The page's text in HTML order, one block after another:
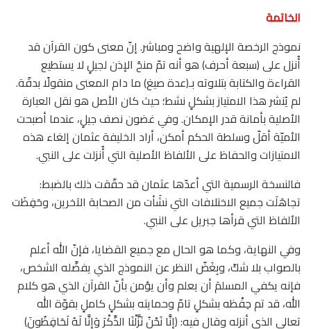
الخاتمة
نموذج الرخصة الإلهية واضح ومباشر. إنّ معنى كون القرآن قد
أُنزل على (سبعة أحرف) هو أنه تمّ منحُ الإذن لجيلٍ لا يستطيع
القراءة والكتابة بتلاوته بـ(عدة صيغ) ما دام المعنى منقولًا بدقّة.
لم يُنشر هذا الامتياز بشكلٍ نشط؛ حيث كان الأصل هو نقل العبارة
الأصلية بأمانة قدر الإمكان. وفي غضون نصف جيلٍ، عندما أصبحت
الأميّة أقلّ وسلطة الحكم أمكن، أراد الخليفة عثمان إلغاء هذه
الامتيازات والحفاظ على الألفاظ الأصلية التي أُنزلت على النبي.
فالنسخة الرسمية التي أعدّها عثمان قد حقّقت ذلك بالضبط:
تجاهَلَت جميع الاختلافات التي نشَأت من الصحابة الآخرين، وحَفِظَت
الألفاظ التي قرأها جبريل على النبي.
وفي النهاية، وكما هو الحال مع جميع القضايا، فإنّ الله أعلم
بالصواب بلا شكّ، وبِغَضّ النظر عن النموذج الذي يفضِّله الشخص،
فإنه يكفي المسلمَ أن يعلم وأن يؤمن بأنّ القرآن الذي هو كلام
الله، قد تم حِفْظه بشكلٍ تامّ وحمايته بشكلٍ كاملٍ بقوّة الله
تعالى الذي أنزله وقال فيه: ﴿إِنَّا نَحْنُ نَزَّلْنَا الذِّكْرَ وَإِنَّا لَهُ لَحَافِظُونَ﴾